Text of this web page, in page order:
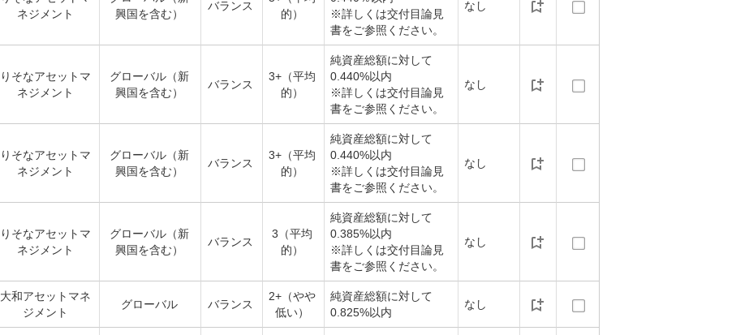
ネジメント
興国を含む）
バランス
的）
※詳しくは交付目論見
書をご参照ください。
なし
りそなアセットマ
ネジメント
グローバル（新
興国を含む）
バランス
3+（平均
的）
純資産総額に対して
0.440%以内
※詳しくは交付目論見
書をご参照ください。
なし
りそなアセットマ
ネジメント
グローバル（新
興国を含む）
バランス
3+（平均
的）
純資産総額に対して
0.440%以内
※詳しくは交付目論見
書をご参照ください。
なし
りそなアセットマ
ネジメント
グローバル（新
興国を含む）
バランス
3（平均
的）
純資産総額に対して
0.385%以内
※詳しくは交付目論見
書をご参照ください。
なし
大和アセットマネ
ジメント
グローバル バランス
2+（やや
低い）
純資産総額に対して
0.825%以内
なし